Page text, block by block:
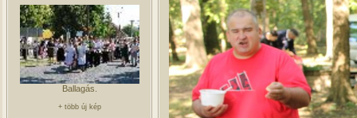
Ballagás.
+ több új kép